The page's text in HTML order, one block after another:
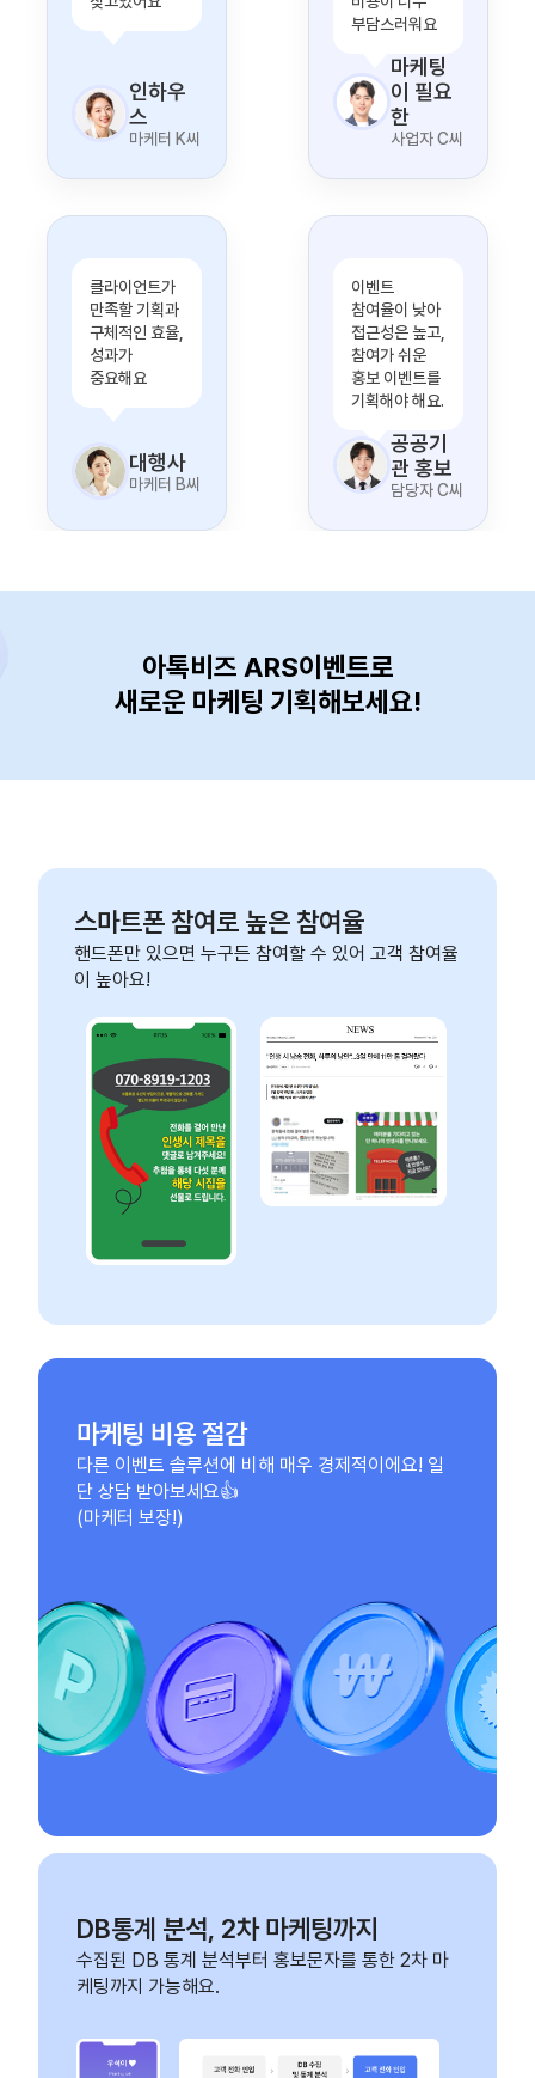
인하우
스
마케터 K씨
부담스러워요
마케팅
이 필요
한
사업자 C씨
클라이언트가
만족할 기획과
구체적인 효율,
성과가
중요해요
대행사
마케터 B씨
이벤트
참여율이 낮아
접근성은 높고,
참여가 쉬운
홍보 이벤트를
기획해야 해요.
공공기
관 홍보
담당자 C씨
아톡비즈 ARS이벤트로
새로운 마케팅 기획해보세요!
스마트폰 참여로 높은 참여율
핸드폰만 있으면 누구든 참여할 수 있어 고객 참여율
이 높아요!
마케팅 비용 절감
다른 이벤트 솔루션에 비해 매우 경제적이에요! 일
단 상담 받아보세요👍
(마케터 보장!)
DB통계 분석, 2차 마케팅까지
수집된 DB 통계 분석부터 홍보문자를 통한 2차 마
케팅까지 가능해요.